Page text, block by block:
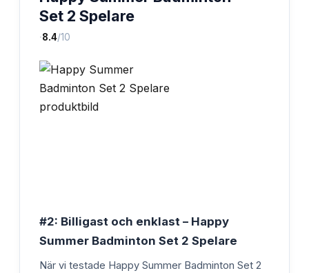
Set 2 Spelare
·8.4/10
#2: Billigast och enklast – Happy
Summer Badminton Set 2 Spelare
När vi testade Happy Summer Badminton Set 2